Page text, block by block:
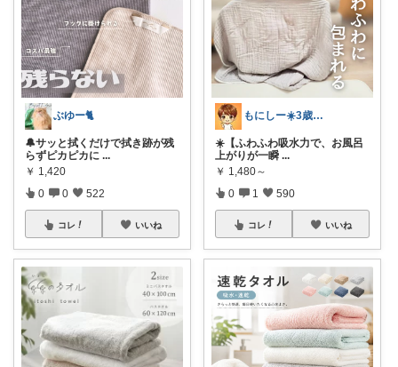
ぶゆー🐈
🔔サッと拭くだけで拭き跡が残
らずピカピカに ...
￥ 1,420
0 0 522
コレ いいね
もにしー☀️3歳娘と0歳息子のパパ🧡
☀️【ふわふわ吸水力で、お風呂
上がりが一瞬 ...
￥ 1,480～
0 1 590
コレ いいね